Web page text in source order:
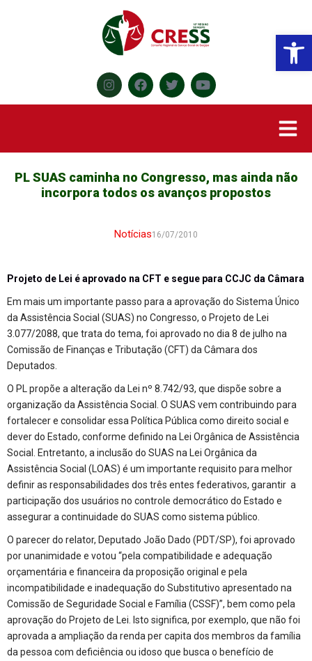
PL SUAS caminha no Congresso, mas ainda não
incorpora todos os avanços propostos
Notícias16/07/2010
Projeto de Lei é aprovado na CFT e segue para CCJC da Câmara
Em mais um importante passo para a aprovação do Sistema Único
da Assistência Social (SUAS) no Congresso, o Projeto de Lei
3.077/2088, que trata do tema, foi aprovado no dia 8 de julho na
Comissão de Finanças e Tributação (CFT) da Câmara dos
Deputados.
O PL propõe a alteração da Lei nº 8.742/93, que dispõe sobre a
organização da Assistência Social. O SUAS vem contribuindo para
fortalecer e consolidar essa Política Pública como direito social e
dever do Estado, conforme definido na Lei Orgânica de Assistência
Social. Entretanto, a inclusão do SUAS na Lei Orgânica da
Assistência Social (LOAS) é um importante requisito para melhor
definir as responsabilidades dos três entes federativos, garantir a
participação dos usuários no controle democrático do Estado e
assegurar a continuidade do SUAS como sistema público.
O parecer do relator, Deputado João Dado (PDT/SP), foi aprovado
por unanimidade e votou “pela compatibilidade e adequação
orçamentária e financeira da proposição original e pela
incompatibilidade e inadequação do Substitutivo apresentado na
Comissão de Seguridade Social e Família (CSSF)”, bem como pela
aprovação do Projeto de Lei. Isto significa, por exemplo, que não foi
aprovada a ampliação da renda per capita dos membros da família
da pessoa com deficiência ou idoso que busca o benefício de